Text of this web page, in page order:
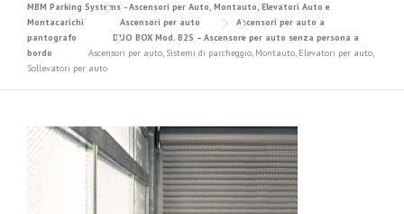
MBM Parking Systems - Ascensori per Auto, Montauto, Elevatori Auto e
Montacarichi
Ascensori per auto
Ascensori per auto a
pantografo
DUO BOX Mod. B2S – Ascensore per auto senza persona a
bordo
Ascensori per auto, Sistemi di parcheggio, Montauto, Elevatori per auto,
Sollevatori per auto